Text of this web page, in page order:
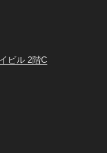
ビル 2階C